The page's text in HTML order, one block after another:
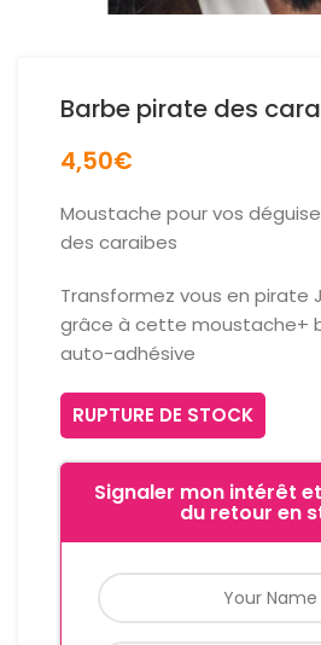
Barbe pirate des
4,50€
Moustache pour vos
des caraibes
Transformez vous en pirate
grâce à cette moustache+
auto-adhésive
RUPTURE DE STOCK
Signaler mon intérêt
du retour en